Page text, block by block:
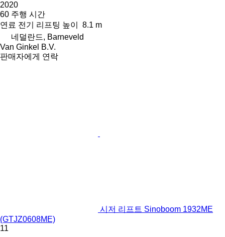
2020
60 주행 시간
연료 전기 리프팅 높이
8.1 m
네덜란드, Barneveld
Van Ginkel B.V.
판매자에게 연락
시저 리프트 Sinoboom 1932ME
(GTJZ0608ME)
11